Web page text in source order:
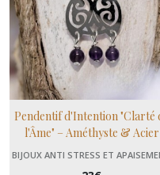
Pendentif d'Intention "Clarté
l'Âme" – Améthyste & Acier
BIJOUX ANTI STRESS ET